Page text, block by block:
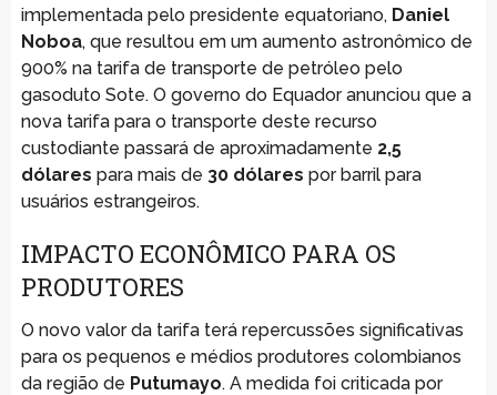
implementada pelo presidente equatoriano, Daniel
Noboa, que resultou em um aumento astronômico de
900% na tarifa de transporte de petróleo pelo
gasoduto Sote. O governo do Equador anunciou que a
nova tarifa para o transporte deste recurso
custodiante passará de aproximadamente 2,5
dólares para mais de 30 dólares por barril para
usuários estrangeiros.
IMPACTO ECONÔMICO PARA OS
PRODUTORES
O novo valor da tarifa terá repercussões significativas
para os pequenos e médios produtores colombianos
da região de Putumayo. A medida foi criticada por